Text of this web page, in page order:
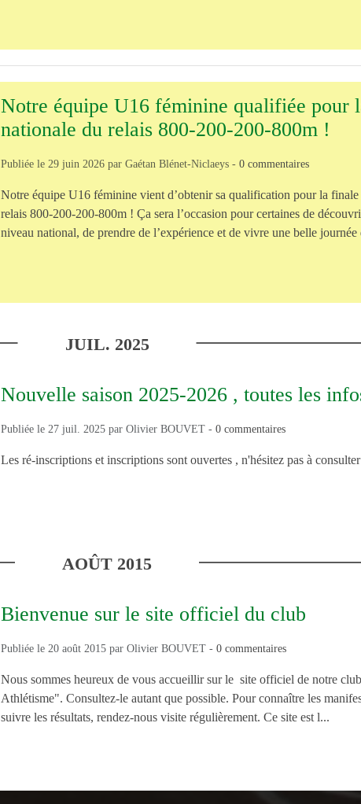
Notre équipe U16 féminine qualifiée pour
nationale du relais 800-200-200-800m !
Publiée le 29 juin 2026 parGaétan Blénet-Niclaeys -0 commentaires
Notre équipe U16 féminine vient d’obtenir sa qualification pour la finale
relais 800-200-200-800m ! Ça sera l’occasion pour certaines de
niveau national, de prendre de l’expérience et de vivre une belle journée
JUIL. 2025
Nouvelle saison 2025-2026 , toutes les
Publiée le 27 juil. 2025 parOlivier BOUVET -0 commentaires
Les ré-inscriptions et inscriptions sont ouvertes , n'hésitez pas à
AOÛT 2015
Bienvenue sur le site officiel du club
Publiée le 20 août 2015 parOlivier BOUVET -0 commentaires
Nous sommes heureux de vous accueillir sur le site officiel de notre
Athlétisme". Consultez-le autant que possible. Pour connaître les
suivre les résultats, rendez-nous visite régulièrement. Ce site est l...